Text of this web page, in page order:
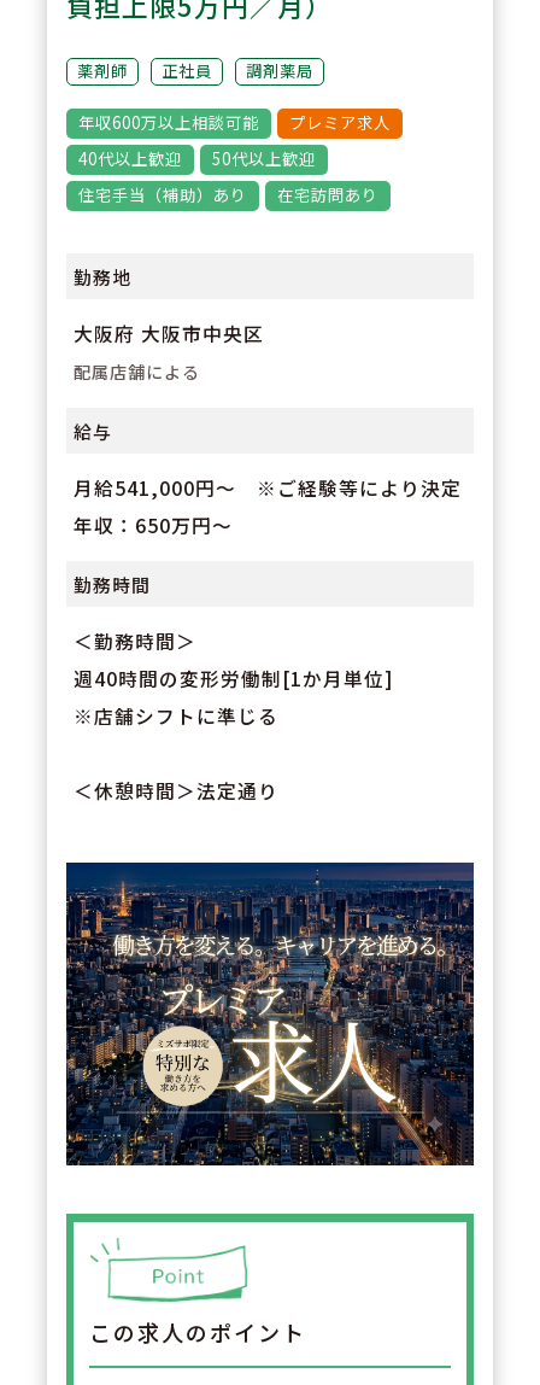
薬剤師 正社員 調剤薬局
年収600万以上相談可能
プレミア求人
40代以上歓迎
50代以上歓迎
住宅手当（補助）あり
在宅訪問あり
勤務地
大阪府 大阪市中央区
配属店舗による
給与
月給541,000円～ ※ご経験等により決定
年収：650万円～
勤務時間
＜勤務時間＞
週40時間の変形労働制[1か月単位]
※店舗シフトに準じる
＜休憩時間＞法定通り
この求人のポイント